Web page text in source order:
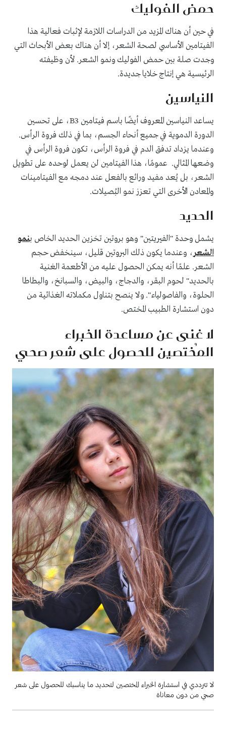
حمض الفوليك
في حين أن هناك المزيد من الدراسات اللازمة لإثبات فعالية هذا
الفيتامين الأساسي لصحة الشعر، إلا أن هناك بعض الأبحاث التي
وجدت صلة بين حمض الفوليك ونمو الشعر. لأن وظيفته
الرئيسية هي إنتاج خلايا جديدة.
النياسين
يساعد النياسين المعروف أيضًا باسم فيتامين B3، على تحسين
الدورة الدموية في جميع أنحاء الجسم، بما في ذلك فروة الرأس.
وعندما يزداد تدفق الدم في فروة الرأس، تكون فروة الرأس في
وضعها المثالي. عمومًا، هذا الفيتامين لن يعمل لوحده على تطويل
الشعر، بل يُعد مفيد ورائع بالفعل عند دمجه مع الفيتامينات
والمعادن الأخرى التي تعزز نمو البُصيلات.
الحديد
يشمل وحدة "الفيريتين" وهو بروتين تخزين الحديد الخاص بنمو
الشعر، وعندما يكون ذلك البروتين قليل، سينخفض ​​حجم
الشعر. علمًا أنه يمكن الحصول عليه من الأطعمة الغنية
بالحديد" لحوم البقر، والدجاج، والبيض، والسبانخ، والبطاطا
الحلوة، والفاصولياء". ولا ينصح بتناول مكملاته الغذائية من
دون استشارة الطبيب المختص.
لا غنى عن مساعدة الخبراء
المُختصين للحصول على شعر صحي
لا تترددي في استشارة الخبراء المختصين لتحديد ما يناسبك للحصول على شعر
صحي من دون معاناة